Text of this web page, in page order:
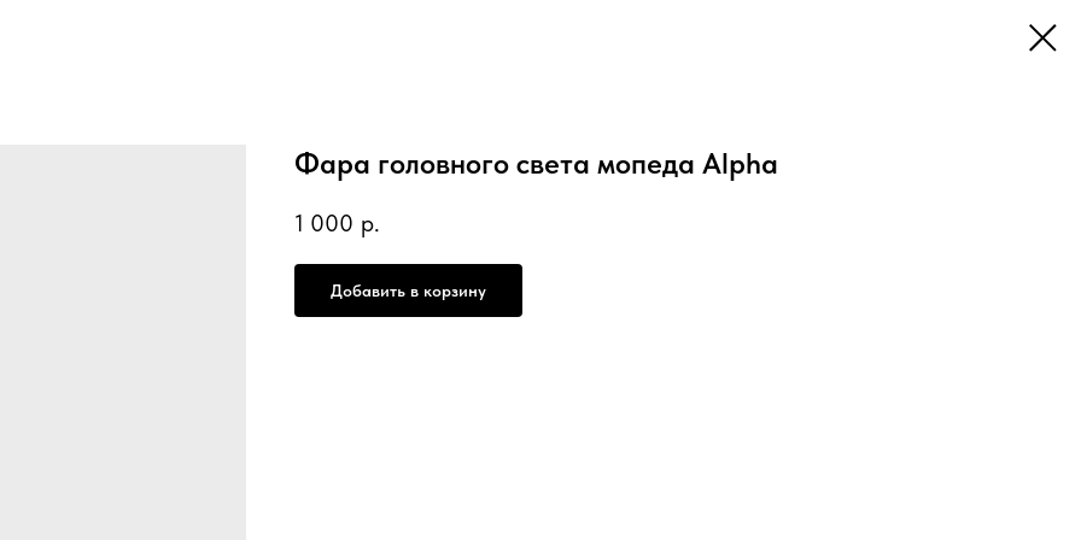
Фара головного света мопеда Alpha
1 000 р.
Добавить в корзину